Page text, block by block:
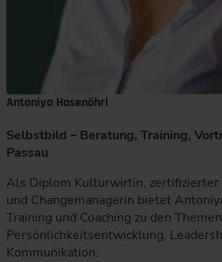
Antoniya Hasenöhrl
Selbstbild – Beratung, Training,
Passau
Als Diplom Kulturwirtin, zertifizierter
und Changemanagerin bietet
Training und Coaching zu den Themen
Persönlichkeitsentwicklung,
Kommunikation.